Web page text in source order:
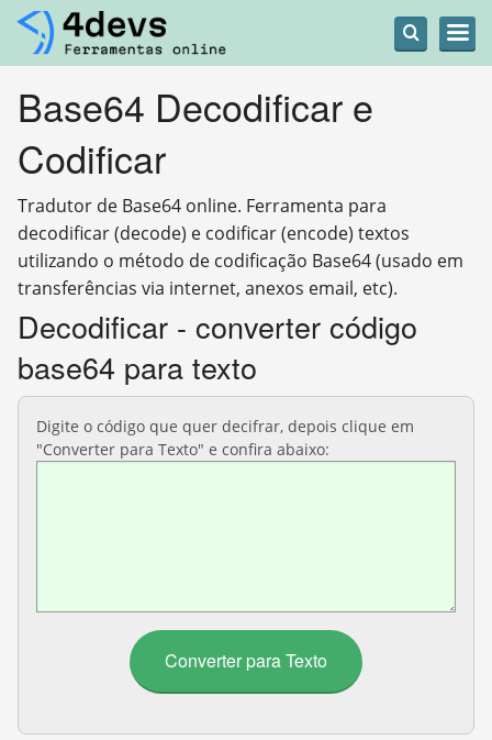
Base64 Decodificar e
Codificar
Tradutor de Base64 online. Ferramenta para
decodificar (decode) e codificar (encode) textos
utilizando o método de codificação Base64 (usado em
transferências via internet, anexos email, etc).
Decodificar - converter código
base64 para texto
Digite o código que quer decifrar, depois clique em
"Converter para Texto" e confira abaixo: